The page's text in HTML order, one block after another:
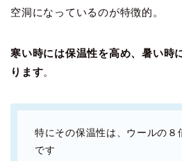
空洞になっているのが特徴的。
寒い時には保温性を高め、暑い時
ります。
特にその保温性は、ウールの８
です